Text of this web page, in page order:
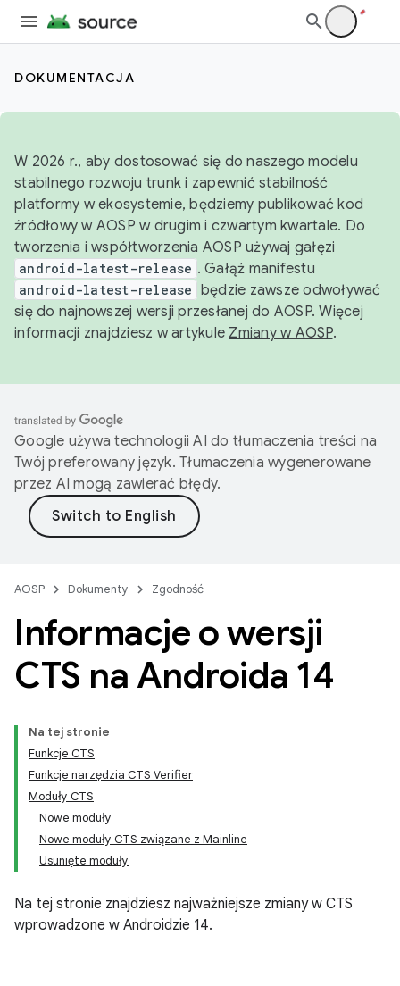
DOKUMENTACJA
W 2026 r., aby dostosować się do naszego modelu
stabilnego rozwoju trunk i zapewnić stabilność
platformy w ekosystemie, będziemy publikować kod
źródłowy w AOSP w drugim i czwartym kwartale. Do
tworzenia i współtworzenia AOSP używaj gałęzi
android-latest-release . Gałąź manifestu
android-latest-release będzie zawsze odwoływać
się do najnowszej wersji przesłanej do AOSP. Więcej
informacji znajdziesz w artykule Zmiany w AOSP.
Google używa technologii AI do tłumaczenia treści na
Twój preferowany język. Tłumaczenia wygenerowane
przez AI mogą zawierać błędy.
AOSP Dokumenty Zgodność
Informacje o wersji
CTS na Androida 14
Na tej stronie
Funkcje CTS
Funkcje narzędzia CTS Verifier
Moduły CTS
Nowe moduły
Nowe moduły CTS związane z Mainline
Usunięte moduły
Na tej stronie znajdziesz najważniejsze zmiany w CTS
wprowadzone w Androidzie 14.